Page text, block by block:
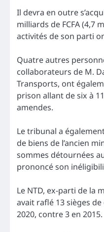
Il devra en outre
milliards de FCFA (4,7
activités de son parti
Quatre autres
collaborateurs de M.
Transports, ont
prison allant de six à
amendes.
Le tribunal a
de biens de l’ancien
sommes détournées
prononcé son
Le NTD, ex-parti de la
avait raflé 13 sièges
2020, contre 3 en 2015.